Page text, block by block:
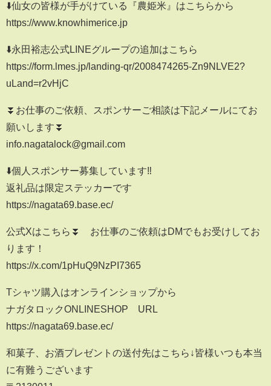
⬇️仙女の皆様が手がけている『農姫米』はこちらから
https://www.knowhimerice.jp
⬇️永田裕志公式LINEグループの追加はこちら
https://form.lmes.jp/landing-qr/2008474265-Zn9NLVE2?
uLand=r2vHjC
⏬お仕事のご依頼、スポンサーご相談は下記メールにてお
願いします⏬
info.nagatalock@gmail.com
⬇️個人スポンサー募集しています‼️
返礼品は限定ステッカーです
https://nagata69.base.ec/
公式Xはこちら⏬ お仕事のご依頼はDMでもお受けしてお
ります！
https://x.com/1pHuQ9NzPI7365
Tシャツ購入はオンラインショップから
ナガタロックONLINESHOP URL
https://nagata69.base.ec/
和菓子、お酒プレゼントの送付先はこちら↓皆様いつも本当
に有難うございます